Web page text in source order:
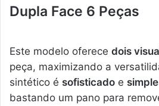
Dupla Face 6 Peças
Este modelo oferece dois
peça, maximizando a
sintético é sofisticado e
bastando um pano para